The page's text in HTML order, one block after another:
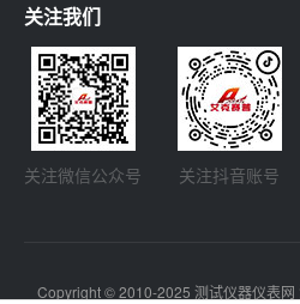
关注我们
关注微信公众号 关注抖音账号
Copyright © 2010-2025 测试仪器仪表